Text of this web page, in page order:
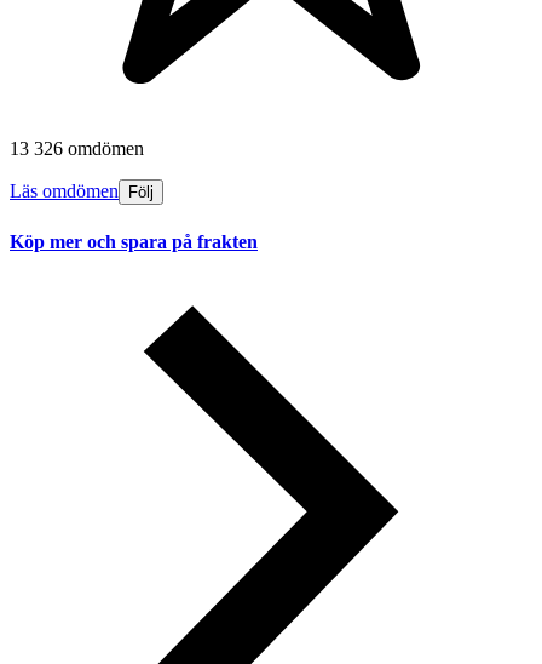
13 326 omdömen
Läs omdömen Följ
Köp mer och spara på frakten